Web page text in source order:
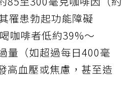
罹患勃起功能障礙
咖啡者低約39%～
量（如超過每日400毫
高血壓或焦慮，甚至造